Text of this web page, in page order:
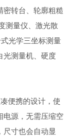
密转台、轮廓粗糙
测量仪、激光散
光学三坐标测量
光测量机、硬度
便携的设计，使
电源，无需压缩空
尺寸也会自动显